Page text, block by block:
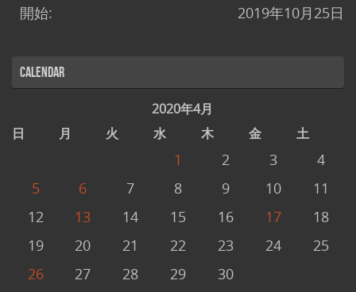
2019年10月25日
開始:
Calendar
2020年4月
日
月 火 水 木 金 土
1 2 3
4
5
6 7 8 9 10
11
12
13 14 15 16 17
18
19
20 21 22 23 24
25
26
27 28 29
30